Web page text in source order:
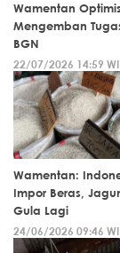
Wamentan
Mengemban
BGN
22/07/2026 14:59
Wamentan:
Impor Beras,
Gula Lagi
24/06/2026 09:46